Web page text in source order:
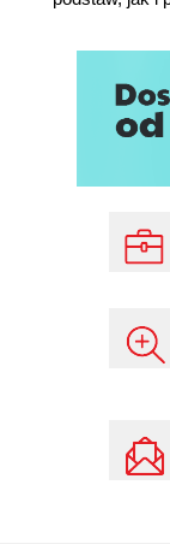
PHP
Część II:
pobierania